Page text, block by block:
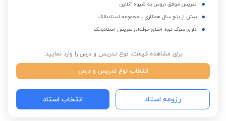
تدریس موفق دروس به شیوه آنلاین
بیش از پنج سال همکاری با مجموعه استادبانک
دارای مدرک دوره اخلاق حرفه‌ای تدریس استادبانک
برای مشاهده قیمت، نوع تدریس و درس را وارد نمایید:
انتخاب نوع تدریس و درس
رزومه استاد انتخاب استاد